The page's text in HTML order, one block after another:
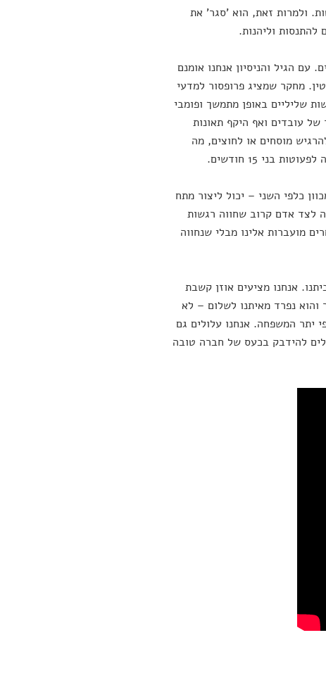
ולמרות זאת, הוא 'סגר' את
וליהנות.
עם הגיל והניסיון אנחנו אומנם
מחקר שמציג פרופסור למדעי
שליליים באופן מתמשך ופומבי
עובדים ואף היקף תאונות
מוסחים או לחוצים, מה
15 חודשים.
כלפי השני – יכול ליצור מתח
לצד אדם קרוב שחווה רגשות
מועברות אלינו מבלי שנחווה
אנחנו מציעים אוזן קשבת
נפרד מאיתנו לשלום – לא
יתר המשפחה. אנחנו עלולים גם
להידבק בכעס של חברה טובה